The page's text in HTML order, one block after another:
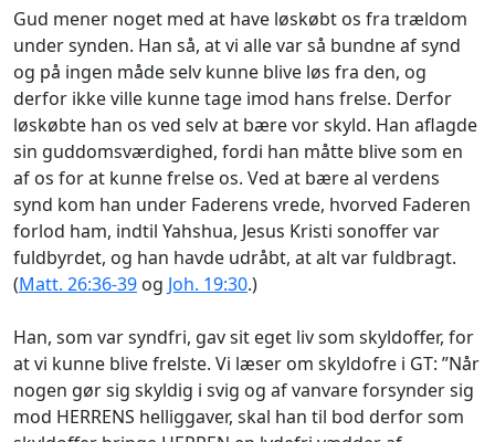
Gud mener noget med at have løskøbt os fra trældom
under synden. Han så, at vi alle var så bundne af synd
og på ingen måde selv kunne blive løs fra den, og
derfor ikke ville kunne tage imod hans frelse. Derfor
løskøbte han os ved selv at bære vor skyld. Han aflagde
sin guddomsværdighed, fordi han måtte blive som en
af os for at kunne frelse os. Ved at bære al verdens
synd kom han under Faderens vrede, hvorved Faderen
forlod ham, indtil Yahshua, Jesus Kristi sonoffer var
fuldbyrdet, og han havde udråbt, at alt var fuldbragt.
(Matt. 26:36-39 og Joh. 19:30.)
Han, som var syndfri, gav sit eget liv som skyldoffer, for
at vi kunne blive frelste. Vi læser om skyldofre i GT: ”Når
nogen gør sig skyldig i svig og af vanvare forsynder sig
mod HERRENS helliggaver, skal han til bod derfor som